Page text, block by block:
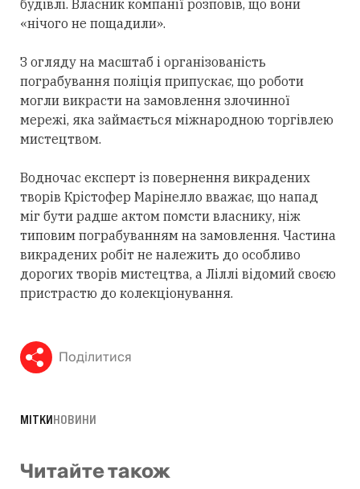
будівлі. Власник компанії розповів, що вони
«нічого не пощадили».
З огляду на масштаб і організованість
пограбування поліція припускає, що роботи
могли викрасти на замовлення злочинної
мережі, яка займається міжнародною торгівлею
мистецтвом.
Водночас експерт із повернення викрадених
творів Крістофер Марінелло вважає, що напад
міг бути радше актом помсти власнику, ніж
типовим пограбуванням на замовлення. Частина
викрадених робіт не належить до особливо
дорогих творів мистецтва, а Ліллі відомий своєю
пристрастю до колекціонування.
Поділитися
МІТКИНОВИНИ
Читайте також